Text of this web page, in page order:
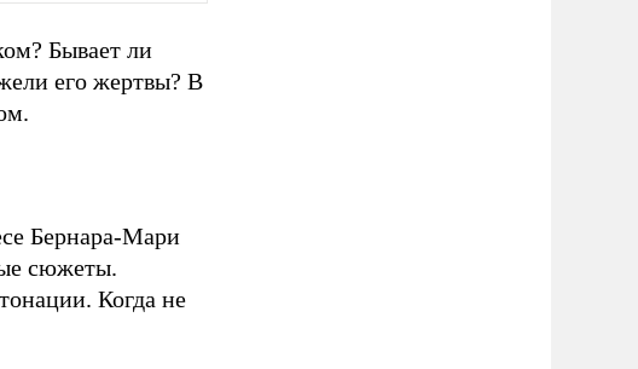
Бывает ли
его жертвы? В
Бернара-Мари
сюжеты.
Когда не